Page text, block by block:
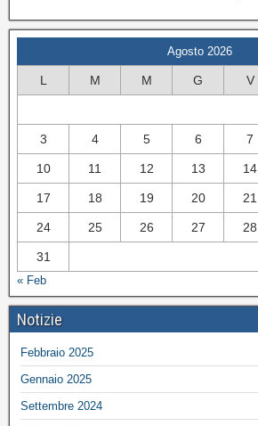
Agosto 2026
L M M G V
3 4 5 6 7
10 11 12 13 14
17 18 19 20 21
24 25 26 27 28
31
« Feb
Notizie
Febbraio 2025
Gennaio 2025
Settembre 2024